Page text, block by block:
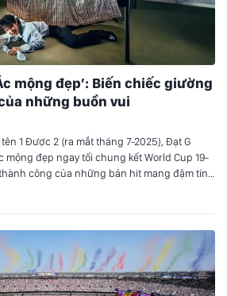
mộng đẹp’: Biến chiếc giường
những buồn vui
1 Được 2 (ra mắt tháng 7-2025), Đạt G
đẹp ngay tối chung kết World Cup 19-
công của những bản hit mang đậm tính